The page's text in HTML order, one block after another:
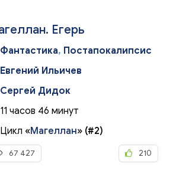
Егерь
Фантастика, Постапокалипсис
Евгений Ильичев
Сергей Дидок
11 часов 46 минут
Цикл «Магеллан» (#2)
67 427 210